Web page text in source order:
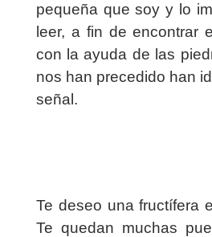
pequeña que soy y lo
leer, a fin de encontrar
con la ayuda de las
nos han precedido han
señal.
Te deseo una fructífera
Te quedan muchas